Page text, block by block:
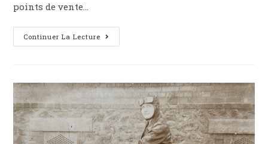
points de vente…
Continuer La Lecture